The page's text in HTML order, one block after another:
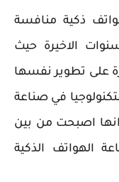
ذكية منافسة
الاخيرة حيث
على تطوير نفسها
في صناعة
اصبحت من بين
الهواتف الذكية